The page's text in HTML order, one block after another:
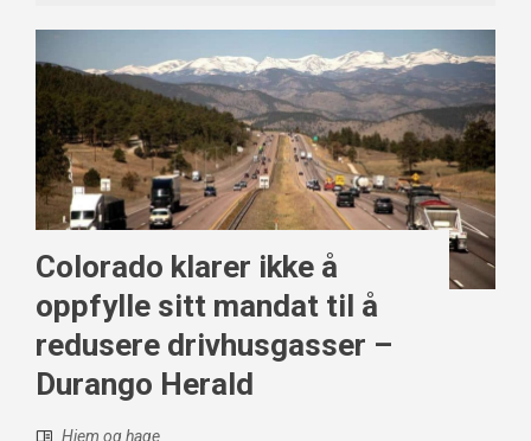
Colorado klarer ikke å
oppfylle sitt mandat til å
redusere drivhusgasser –
Durango Herald
Hjem og hage